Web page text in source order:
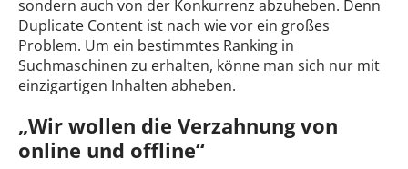
sondern auch von der Konkurrenz abzuheben. Denn
Duplicate Content ist nach wie vor ein großes
Problem. Um ein bestimmtes Ranking in
Suchmaschinen zu erhalten, könne man sich nur mit
einzigartigen Inhalten abheben.
„Wir wollen die Verzahnung von
online und offline“